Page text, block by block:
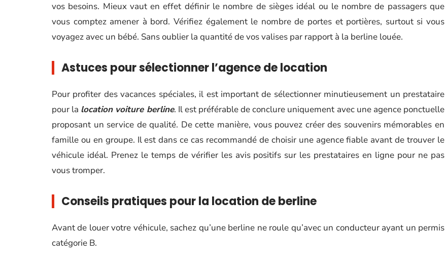
vos besoins. Mieux vaut en effet définir le nombre de sièges idéal ou le nombre de passagers que
vous comptez amener à bord. Vérifiez également le nombre de portes et portières, surtout si vous
voyagez avec un bébé. Sans oublier la quantité de vos valises par rapport à la berline louée.
Astuces pour sélectionner l’agence de location
Pour profiter des vacances spéciales, il est important de sélectionner minutieusement un prestataire
pour la location voiture berline. Il est préférable de conclure uniquement avec une agence ponctuelle
proposant un service de qualité. De cette manière, vous pouvez créer des souvenirs mémorables en
famille ou en groupe. Il est dans ce cas recommandé de choisir une agence fiable avant de trouver le
véhicule idéal. Prenez le temps de vérifier les avis positifs sur les prestataires en ligne pour ne pas
vous tromper.
Conseils pratiques pour la location de berline
Avant de louer votre véhicule, sachez qu’une berline ne roule qu’avec un conducteur ayant un permis
catégorie B.